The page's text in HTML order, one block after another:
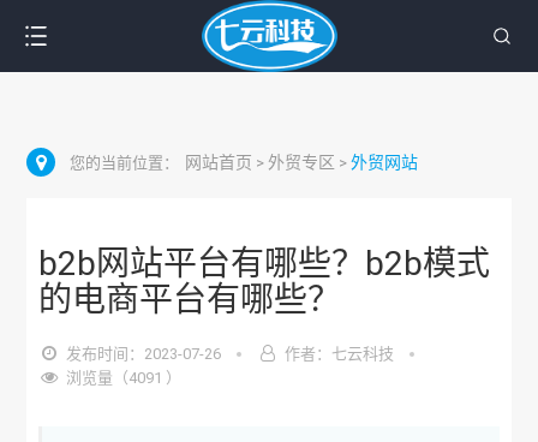
您的当前位置： 网站首页 > 外贸专区 >外贸网站
b2b网站平台有哪些？b2b模式
的电商平台有哪些？
发布时间：2023-07-26
作者：七云科技
浏览量（4091 ）